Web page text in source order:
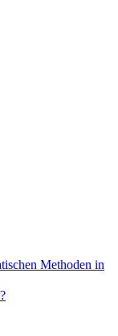
Methoden in